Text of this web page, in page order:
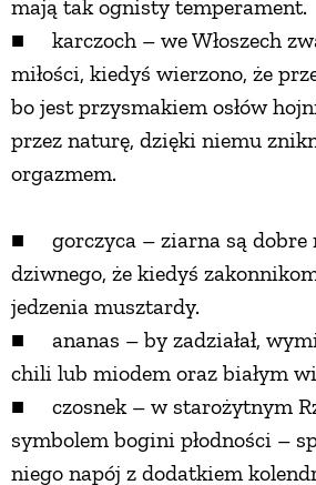
mają tak ognisty temperament.
■ karczoch – we Włoszech
miłości, kiedyś wierzono, że
bo jest przysmakiem osłów
przez naturę, dzięki niemu
orgazmem.
■ gorczyca – ziarna są dobre
dziwnego, że kiedyś
jedzenia musztardy.
■ ananas – by zadziałał,
chili lub miodem oraz białym
■ czosnek – w starożytnym
symbolem bogini płodności –
niego napój z dodatkiem